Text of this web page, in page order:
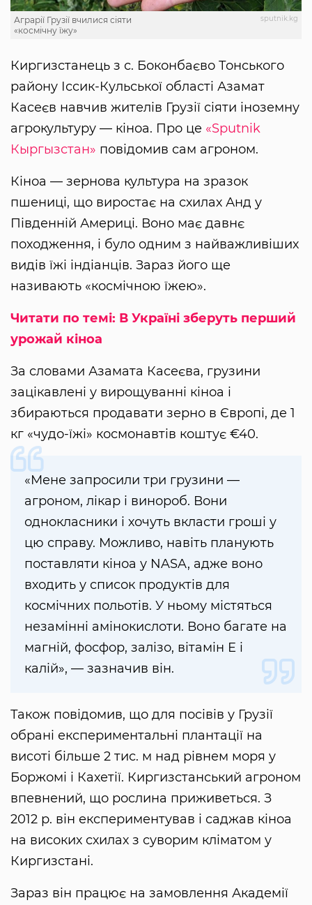
sputnik.kg
Аграрії Грузії вчилися сіяти
«космічну їжу»
Киргизстанець з с. Боконбаєво Тонського
району Іссик-Кульської області Азамат
Касеєв навчив жителів Грузії сіяти іноземну
агрокультуру — кіноа. Про це «Sputnik
Кыргызстан» повідомив сам агроном.
Кіноа — зернова культура на зразок
пшениці, що виростає на схилах Анд у
Південній Америці. Воно має давнє
походження, і було одним з найважливіших
видів їжі індіанців. Зараз його ще
називають «космічною їжею».
Читати по темі: В Україні зберуть перший
урожай кіноа
За словами Азамата Касеєва, грузини
зацікавлені у вирощуванні кіноа і
збираються продавати зерно в Європі, де 1
кг «чудо-їжі» космонавтів коштує €40.
«Мене запросили три грузини —
агроном, лікар і винороб. Вони
однокласники і хочуть вкласти гроші у
цю справу. Можливо, навіть планують
поставляти кіноа у NASA, адже воно
входить у список продуктів для
космічних польотів. У ньому містяться
незамінні амінокислоти. Воно багате на
магній, фосфор, залізо, вітамін Е і
калій», — зазначив він.
Також повідомив, що для посівів у Грузії
обрані експериментальні плантації на
висоті більше 2 тис. м над рівнем моря у
Боржомі і Кахетії. Киргизстанський агроном
впевнений, що рослина приживеться. З
2012 р. він експериментував і саджав кіноа
на високих схилах з суворим кліматом у
Киргизстані.
Зараз він працює на замовлення Академії